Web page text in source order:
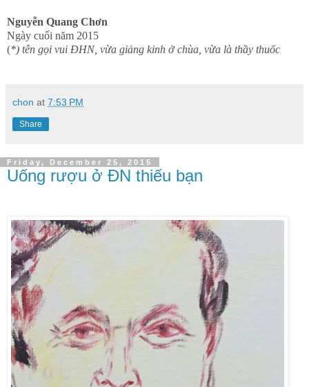
Nguyễn Quang Chơn
Ngày cuối năm 2015
(*) tên gọi vui ĐHN, vừa giảng kinh ở chùa, vừa là thầy thuốc
chon at 7:53 PM
Share
Friday, December 25, 2015
Uống rượu ở ĐN thiếu bạn